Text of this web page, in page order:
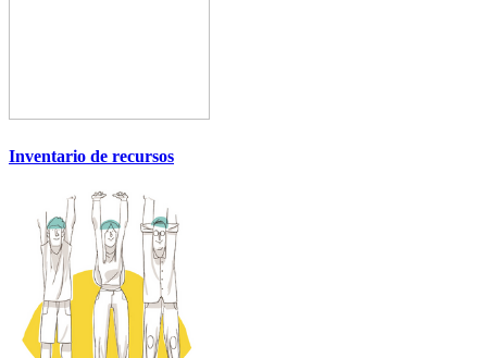
Inventario de recursos